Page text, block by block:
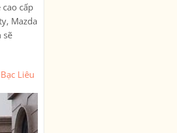
cấp
Mazda
sẽ
Liêu